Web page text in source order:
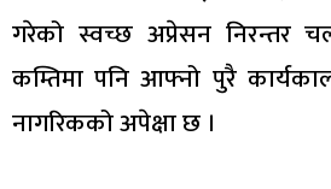
गरेको स्वच्छ अप्रेसन निरन्तर
कम्तिमा पनि आफ्नो पुरै
नागरिकको अपेक्षा छ ।